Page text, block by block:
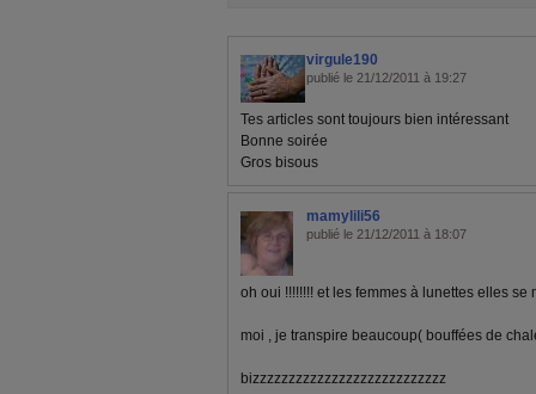
virgule190
publié le 21/12/2011 à 19:27
Tes articles sont toujours bien intéressant
Bonne soirée
Gros bisous
mamylili56
publié le 21/12/2011 à 18:07
oh oui !!!!!!!! et les femmes à lunettes elles se
moi , je transpire beaucoup( bouffées de
bizzzzzzzzzzzzzzzzzzzzzzzzzzz